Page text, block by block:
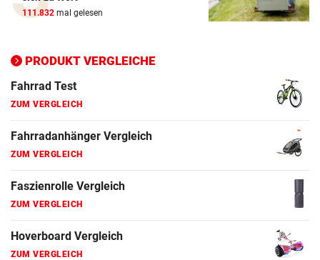
111.832 mal gelesen
PRODUKT VERGLEICHE
ZUM VERGLEICH
ZUM VERGLEICH
Fahrrad Test
ZUM VERGLEICH
Fahrradanhänger Vergleich
ZUM VERGLEICH
Faszienrolle Vergleich
ZUM VERGLEICH
Hoverboard Vergleich
ZUM VERGLEICH